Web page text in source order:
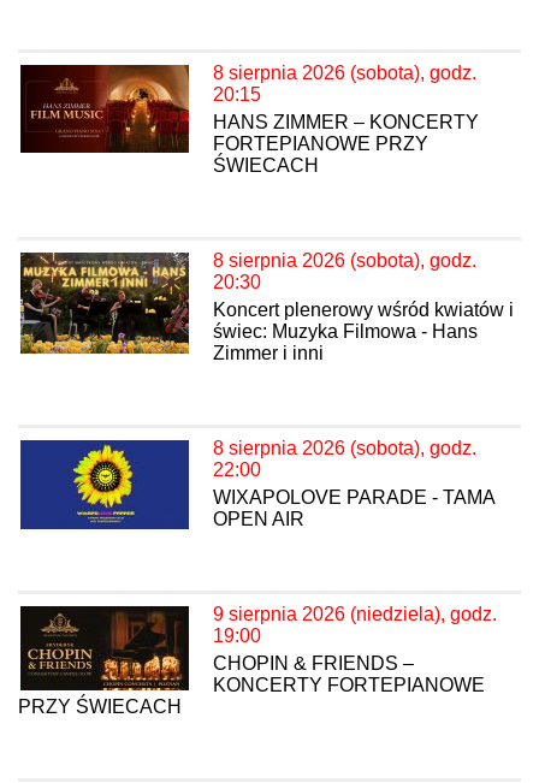
8 sierpnia 2026 (sobota), godz.
20:15
HANS ZIMMER – KONCERTY
FORTEPIANOWE PRZY
ŚWIECACH
8 sierpnia 2026 (sobota), godz.
20:30
Koncert plenerowy wśród kwiatów i
świec: Muzyka Filmowa - Hans
Zimmer i inni
8 sierpnia 2026 (sobota), godz.
22:00
WIXAPOLOVE PARADE - TAMA
OPEN AIR
9 sierpnia 2026 (niedziela), godz.
19:00
CHOPIN & FRIENDS –
KONCERTY FORTEPIANOWE
PRZY ŚWIECACH